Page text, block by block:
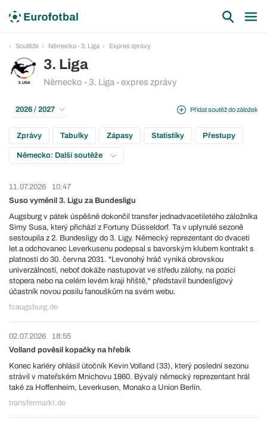
Soutěže Německo - 3. Liga Expres zprávy
3. Liga
Německo - 3. Liga - expres zprávy
Přidat soutěž do záložek
2026 / 2027
Zprávy Tabulky Zápasy Statistiky Přestupy
Německo: Další soutěže
11.07.2026
10:47
Suso vyměnil 3. Ligu za Bundesligu
Augsburg v pátek úspěšně dokončil transfer jednadvacetiletého záložníka
Simy Susa, který přichází z Fortuny Düsseldorf. Ta v uplynulé sezoně
sestoupila z 2. Bundesligy do 3. Ligy. Německý reprezentant do dvaceti
let a odchovanec Leverkusenu podepsal s bavorským klubem kontrakt s
platností do 30. června 2031. "Levonohý hráč vyniká obrovskou
univerzálností, neboť dokáže nastupovat ve středu zálohy, na pozici
stopera nebo na celém levém kraji hřiště," představil bundesligový
účastník novou posilu fanouškům na svém webu.
fcaugsburg.de
02.07.2026
18:55
Volland pověsil kopačky na hřebík
Konec kariéry ohlásil útočník Kevin Volland (33), který poslední sezonu
strávil v mateřském Mnichovu 1860. Bývalý německý reprezentant hrál
také za Hoffenheim, Leverkusen, Monako a Union Berlín.
transfermarkt.de